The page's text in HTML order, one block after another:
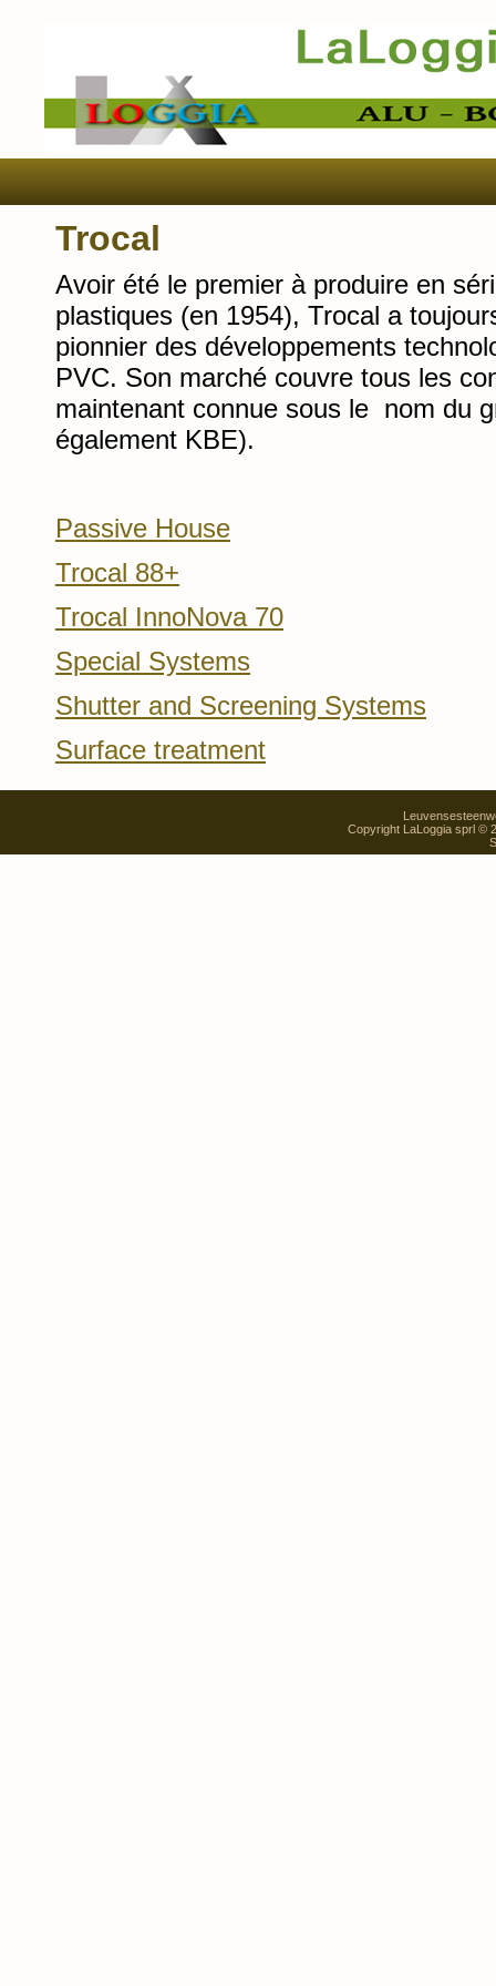
Trocal
Avoir été le premier à produire en
plastiques (en 1954), Trocal a
pionnier des développements
PVC. Son marché couvre tous les
maintenant connue sous le nom du
également KBE).
Passive House
Trocal 88+
Trocal InnoNova 70
Special Systems
Shutter and Screening Systems
Surface treatment
Copyright LaLoggia sprl ©